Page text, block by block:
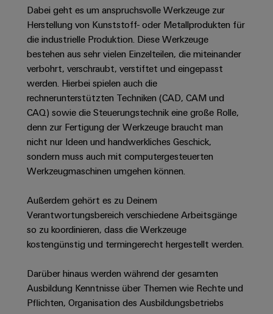
Gerätehersteller
Innovative
Verbindungslösungen
für
Geräte
Konventionelle
Energieerzeugung
Zukunftssicherheit
für
bewährte
Energieerzeugung
Lösungen
für
verschiedene
Segmente
der
und
Fabrikautomation
Öl
Solutions
Systeme
und
Lösungen
Dezentrale
Automatisierung
Energiemanagement-
Lösungen
IIoT
&
Automation
Software
Industrial
Analytics
Industrial
Messumformer
Stromversorgungen
Elektronikgehäuse
Blitz-
und
Überspannungsschutz
PV
Generatoranschlusskasten
Automatisierung
&
Steuerungen
Support
Technischer
Support
Umweltbezogene
Produktkonformität
Engineering
Daten
Technische
Reparatur
und
Ersatzteile
Trainings
und
Webinare
Presse
Unternehmensmeldungen
Fachpressemeldungen
Pressekontakt
Unsere
Partner
and
Automation
Partner
Netzwerk
IIoT
and
Automation
Erfolgreiche
Karrierewege
Offene
Ausbildungs-
und
Studienplätze
Veranstaltungen
Termine
Workshops
für
Dabei geht es um anspruchsvolle Werkzeuge zur
Herstellung von Kunststoff- oder Metallprodukten für
die industrielle Produktion. Diese Werkzeuge
bestehen aus sehr vielen Einzelteilen, die miteinander
verbohrt, verschraubt, verstiftet und eingepasst
werden. Hierbei spielen auch die
rechnerunterstützten Techniken (CAD, CAM und
CAQ) sowie die Steuerungstechnik eine große Rolle,
denn zur Fertigung der Werkzeuge braucht man
nicht nur Ideen und handwerkliches Geschick,
sondern muss auch mit computergesteuerten
Werkzeugmaschinen umgehen können.
Außerdem gehört es zu Deinem
Verantwortungsbereich verschiedene Arbeitsgänge
so zu koordinieren, dass die Werkzeuge
kostengünstig und termingerecht hergestellt werden.
Darüber hinaus werden während der gesamten
Ausbildung Kenntnisse über Themen wie Rechte und
Pflichten, Organisation des Ausbildungsbetriebs